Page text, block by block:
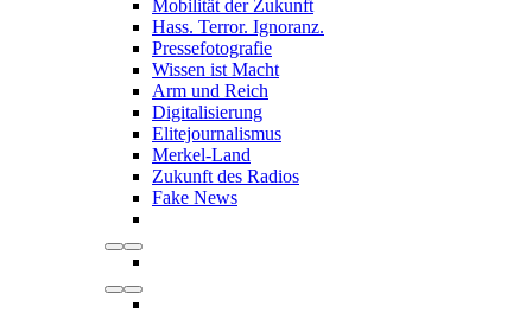
Mobilität der Zukunft
Hass. Terror. Ignoranz.
Pressefotografie
Wissen ist Macht
Arm und Reich
Digitalisierung
Elitejournalismus
Merkel-Land
Zukunft des Radios
Fake News